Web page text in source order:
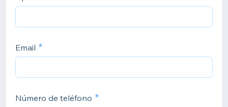
Email
Número de teléfono